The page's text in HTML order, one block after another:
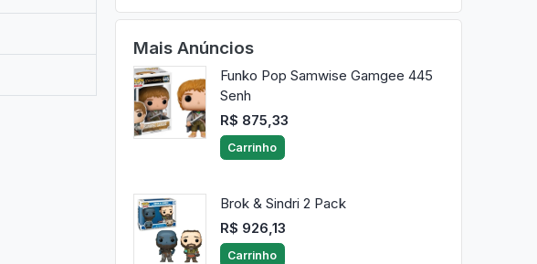
Mais Anúncios
Funko Pop Samwise Gamgee 445
Senh
R$ 875,33
Carrinho
Brok & Sindri 2 Pack
R$ 926,13
Carrinho